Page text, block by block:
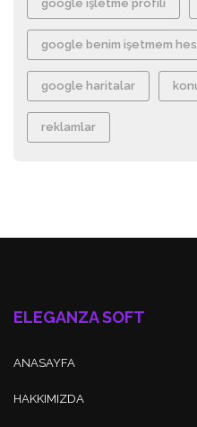
google işletme profili
google benim işetmem
google haritalar
reklamlar
ELEGANZA SOFT
ANASAYFA
HAKKIMIZDA